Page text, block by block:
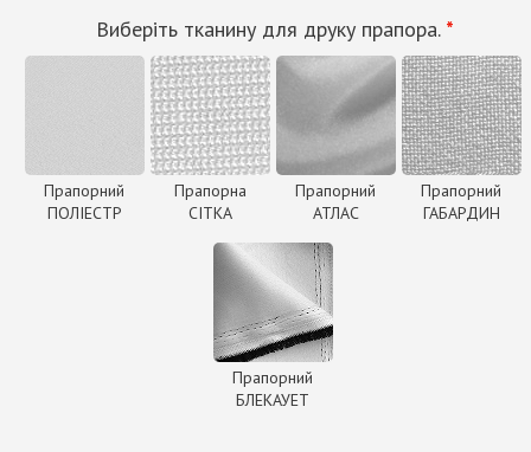
Виберіть тканину для друку прапора. *
Прапорний
ПОЛІЕСТР
Прапорна
СІТКА
Прапорний
АТЛАС
Прапорний
ГАБАРДИН
Прапорний
БЛЕКАУЕТ